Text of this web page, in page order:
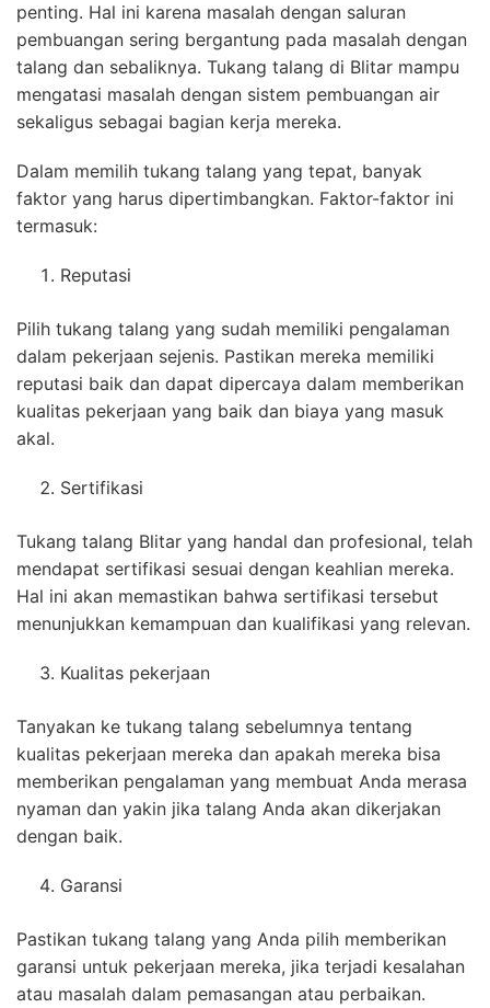
penting. Hal ini karena masalah dengan saluran
pembuangan sering bergantung pada masalah dengan
talang dan sebaliknya. Tukang talang di Blitar mampu
mengatasi masalah dengan sistem pembuangan air
sekaligus sebagai bagian kerja mereka.
Dalam memilih tukang talang yang tepat, banyak
faktor yang harus dipertimbangkan. Faktor-faktor ini
termasuk:
Reputasi
Pilih tukang talang yang sudah memiliki pengalaman
dalam pekerjaan sejenis. Pastikan mereka memiliki
reputasi baik dan dapat dipercaya dalam memberikan
kualitas pekerjaan yang baik dan biaya yang masuk
akal.
Sertifikasi
Tukang talang Blitar yang handal dan profesional, telah
mendapat sertifikasi sesuai dengan keahlian mereka.
Hal ini akan memastikan bahwa sertifikasi tersebut
menunjukkan kemampuan dan kualifikasi yang relevan.
Kualitas pekerjaan
Tanyakan ke tukang talang sebelumnya tentang
kualitas pekerjaan mereka dan apakah mereka bisa
memberikan pengalaman yang membuat Anda merasa
nyaman dan yakin jika talang Anda akan dikerjakan
dengan baik.
Garansi
Pastikan tukang talang yang Anda pilih memberikan
garansi untuk pekerjaan mereka, jika terjadi kesalahan
atau masalah dalam pemasangan atau perbaikan.